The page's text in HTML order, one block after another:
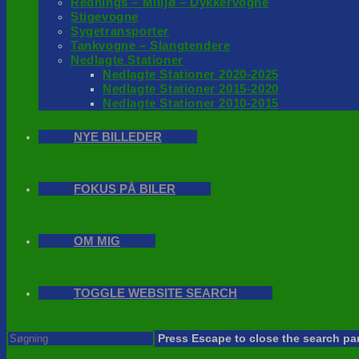
Stigevogne
Sygetransporter
Tankvogne – Slangtendere
Nedlagte Stationer
Nedlagte Stationer 2020-2025
Nedlagte Stationer 2015-2020
Nedlagte Stationer 2010-2015
NYE BILLEDER
FOKUS PÅ BILER
OM MIG
TOGGLE WEBSITE SEARCH
Press Escape to close the search